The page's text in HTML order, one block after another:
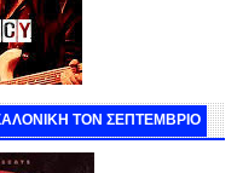
ΤΟΝ ΣΕΠΤΕΜΒΡΙΟ